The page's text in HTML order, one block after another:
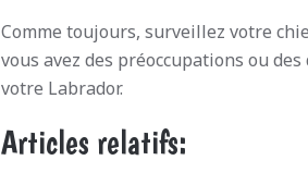
Comme toujours, surveillez votre
vous avez des préoccupations ou
votre Labrador.
Articles relatifs: